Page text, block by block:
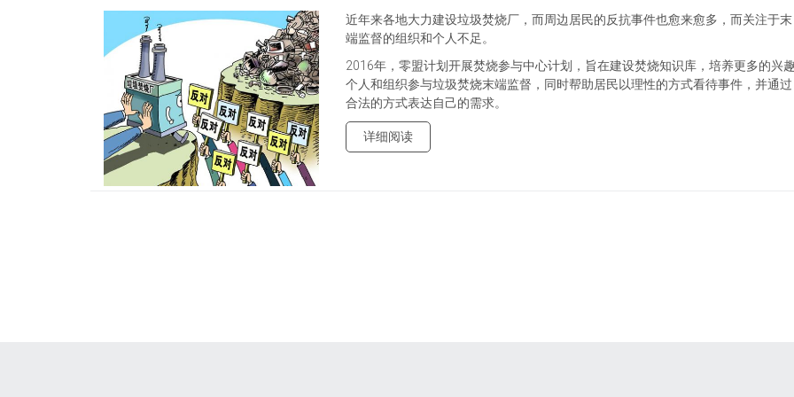
近年来各地大力建设垃圾焚烧厂，而周边居民的反抗事件也愈来愈多，而关注于末
端监督的组织和个人不足。
2016年，零盟计划开展焚烧参与中心计划，旨在建设焚烧知识库，培养更多的兴
个人和组织参与垃圾焚烧末端监督，同时帮助居民以理性的方式看待事件，并通过
合法的方式表达自己的需求。
详细阅读